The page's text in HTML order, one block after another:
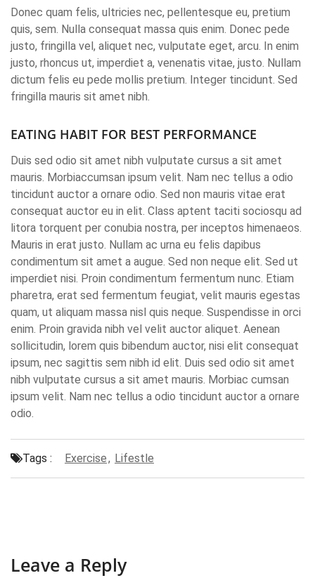
Donec quam felis, ultricies nec, pellentesque eu, pretium
quis, sem. Nulla consequat massa quis enim. Donec pede
justo, fringilla vel, aliquet nec, vulputate eget, arcu. In enim
justo, rhoncus ut, imperdiet a, venenatis vitae, justo. Nullam
dictum felis eu pede mollis pretium. Integer tincidunt. Sed
fringilla mauris sit amet nibh.
EATING HABIT FOR BEST PERFORMANCE
Duis sed odio sit amet nibh vulputate cursus a sit amet
mauris. Morbiaccumsan ipsum velit. Nam nec tellus a odio
tincidunt auctor a ornare odio. Sed non mauris vitae erat
consequat auctor eu in elit. Class aptent taciti sociosqu ad
litora torquent per conubia nostra, per inceptos himenaeos.
Mauris in erat justo. Nullam ac urna eu felis dapibus
condimentum sit amet a augue. Sed non neque elit. Sed ut
imperdiet nisi. Proin condimentum fermentum nunc. Etiam
pharetra, erat sed fermentum feugiat, velit mauris egestas
quam, ut aliquam massa nisl quis neque. Suspendisse in orci
enim. Proin gravida nibh vel velit auctor aliquet. Aenean
sollicitudin, lorem quis bibendum auctor, nisi elit consequat
ipsum, nec sagittis sem nibh id elit. Duis sed odio sit amet
nibh vulputate cursus a sit amet mauris. Morbiac cumsan
ipsum velit. Nam nec tellus a odio tincidunt auctor a ornare
odio.
Tags : Exercise, Lifestle
Leave a Reply